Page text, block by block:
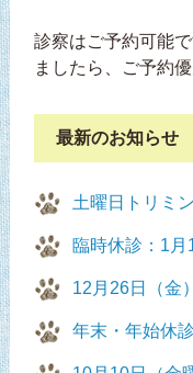
診察はご予約可能
ましたら、ご予約
最新のお知らせ
土曜日トリミ
臨時休診：1月
12月26日（金
年末・年始休